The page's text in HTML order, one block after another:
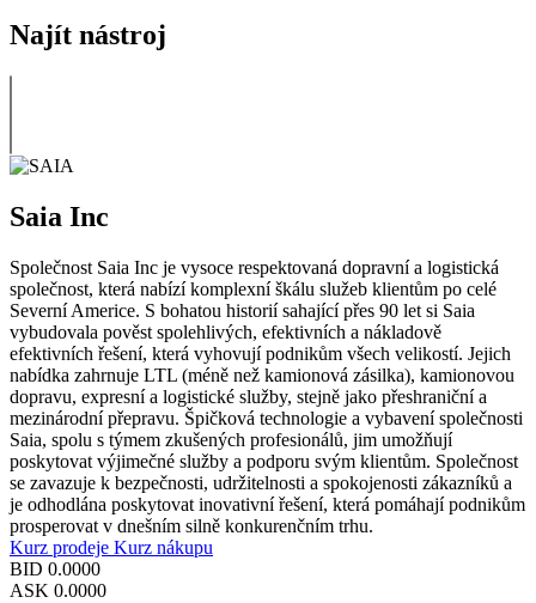
Najít nástroj
Saia Inc
Společnost Saia Inc je vysoce respektovaná dopravní a logistická
společnost, která nabízí komplexní škálu služeb klientům po celé
Severní Americe. S bohatou historií sahající přes 90 let si Saia
vybudovala pověst spolehlivých, efektivních a nákladově
efektivních řešení, která vyhovují podnikům všech velikostí. Jejich
nabídka zahrnuje LTL (méně než kamionová zásilka), kamionovou
dopravu, expresní a logistické služby, stejně jako přeshraniční a
mezinárodní přepravu. Špičková technologie a vybavení společnosti
Saia, spolu s týmem zkušených profesionálů, jim umožňují
poskytovat výjimečné služby a podporu svým klientům. Společnost
se zavazuje k bezpečnosti, udržitelnosti a spokojenosti zákazníků a
je odhodlána poskytovat inovativní řešení, která pomáhají podnikům
prosperovat v dnešním silně konkurenčním trhu.
Kurz prodeje Kurz nákupu
BID 0.0000
ASK 0.0000